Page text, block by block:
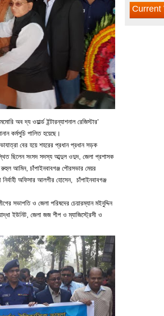
অব দ্য ওয়ার্ল্ড ইন্টারন্যাশনাল রেজিস্টার’
কর্মসুচি পালিত হয়েছে।
বের হয়ে শহরের প্রধান প্রধান সড়ক
ছিলেন সংসদ সদস্য আব্দুল ওদুদ, জেলা প্রশাসক
আমিন, চাঁপাইনবাবগঞ্জ পৌরসভার মেয়র
অফিসার আলগীর হোসেন, চাঁপাইনবাবগঞ্জ
ও জেলা পরিষদের চেয়ারম্যান মইনুদ্দিন
ইউনিট, জেলা জজ শীপ ও ম্যাজিস্ট্রেসী ও
Current